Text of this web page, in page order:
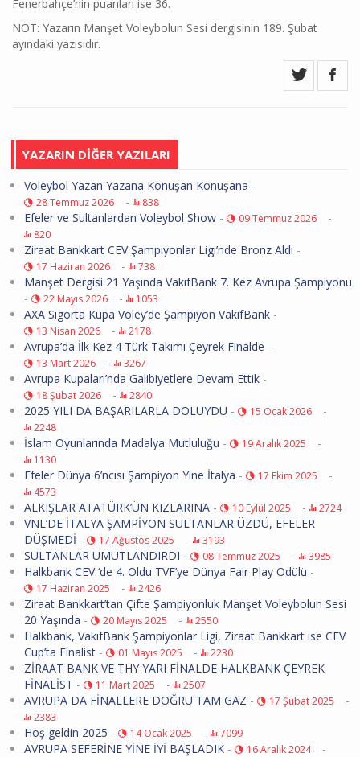
Fenerbahçe’nin puanları ise 36.
NOT: Yazarın Manşet Voleybolun Sesi dergisinin 189. Şubat
ayındaki yazısıdır.
YAZARIN DİĞER YAZILARI
Voleybol Yazan Yazana Konuşan Konuşana -
28 Temmuz 2026 - 838
Efeler ve Sultanlardan Voleybol Show - 09 Temmuz 2026 -
820
Ziraat Bankkart CEV Şampiyonlar Ligi’nde Bronz Aldı -
17 Haziran 2026 - 738
Manşet Dergisi 21 Yaşında VakıfBank 7. Kez Avrupa Şampiyonu
-
22 Mayıs 2026 - 1053
AXA Sigorta Kupa Voley’de Şampiyon VakıfBank -
13 Nisan 2026 - 2178
Avrupa’da İlk Kez 4 Türk Takımı Çeyrek Finalde -
13 Mart 2026 - 3267
Avrupa Kupaları’nda Galibiyetlere Devam Ettik -
18 Şubat 2026 - 2840
2025 YILI DA BAŞARILARLA DOLUYDU - 15 Ocak 2026 -
2248
İslam Oyunlarında Madalya Mutluluğu - 19 Aralık 2025 -
1130
Efeler Dünya 6’ncısı Şampiyon Yine İtalya - 17 Ekim 2025 -
4573
ALKIŞLAR ATATÜRK’ÜN KIZLARINA - 10 Eylül 2025 - 2724
VNL’DE İTALYA ŞAMPİYON SULTANLAR ÜZDÜ, EFELER
DÜŞMEDİ - 17 Ağustos 2025 - 3193
SULTANLAR UMUTLANDIRDI - 08 Temmuz 2025 - 3985
Halkbank CEV ‘de 4. Oldu TVF’ye Dünya Fair Play Ödülü -
17 Haziran 2025 - 2426
Ziraat Bankkart’tan Çifte Şampiyonluk Manşet Voleybolun Sesi
20 Yaşında - 20 Mayıs 2025 - 2550
Halkbank, VakıfBank Şampiyonlar Ligi, Ziraat Bankkart ise CEV
Cup’ta Finalist - 01 Mayıs 2025 - 2230
ZİRAAT BANK VE THY YARI FİNALDE HALKBANK ÇEYREK
FİNALİST - 11 Mart 2025 - 2507
AVRUPA DA FİNALLERE DOĞRU TAM GAZ - 17 Şubat 2025 -
2383
Hoş geldin 2025 - 14 Ocak 2025 - 7099
AVRUPA SEFERİNE YİNE İYİ BAŞLADIK - 16 Aralık 2024 -